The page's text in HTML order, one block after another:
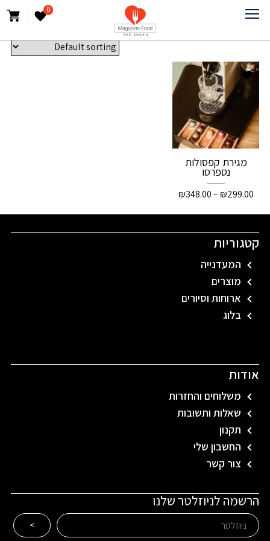
0 מגירת קפסולות
מגירת קפסולות
נספרסו
₪299.00
–
₪348.00
קטגוריות
המעדנייה
מוצרים
ארוחות וסיורים
בלוג
אודות
משלוחים והחזרות
שאלות ותשובות
תקנון
החשבון שלי
צור קשר
הרשמה לניוזלטר שלנו